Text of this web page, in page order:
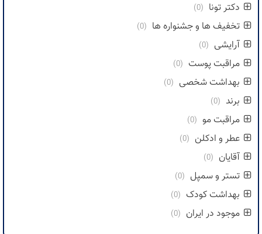
دکتر تونا (0)
تخفیف ها و جشنواره ها (0)
آرایشی (0)
مراقبت پوست (0)
بهداشت شخصی (0)
برند (0)
مراقبت مو (0)
عطر و ادکلن (0)
آقایان (0)
تستر و سمپل (0)
بهداشت کودک (0)
موجود در ایران (0)